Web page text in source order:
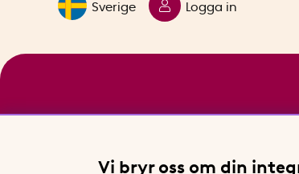
Sverige Logga in
Vi bryr oss om din